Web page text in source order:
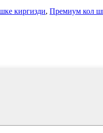
киргизди, Премиум кол